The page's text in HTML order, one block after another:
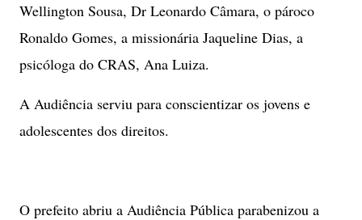
Wellington Sousa, Dr Leonardo Câmara, o pároco
Ronaldo Gomes, a missionária Jaqueline Dias, a
psicóloga do CRAS, Ana Luiza.
A Audiência serviu para conscientizar os jovens e
adolescentes dos direitos.
O prefeito abriu a Audiência Pública parabenizou a